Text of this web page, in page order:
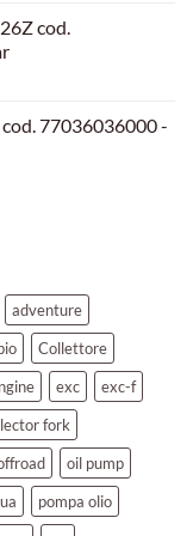
cod.
77036036000 -
adventure
Collettore
exc
exc-f
fork
oil pump
pompa olio